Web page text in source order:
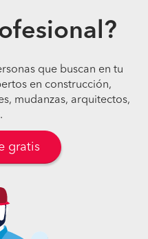
que buscan en tu
en construcción,
mudanzas, arquitectos,
gratis